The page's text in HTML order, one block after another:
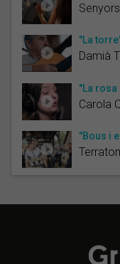
"La
Damià
"La
Carola
"Bous i